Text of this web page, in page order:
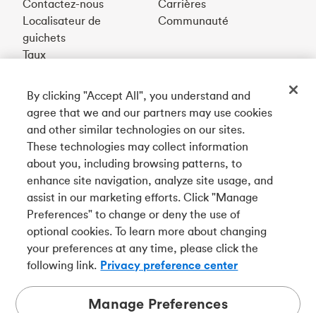
Contactez-nous
Localisateur de
guichets
Taux
Carrières
Communauté
English
Téléchargez notre appli
Connectez-vous avec nous
Tangerine est le nom commercial de la Banque Tangerine,
une filiale en propriété exclusive de La Banque de
Nouvelle-Écosse etmembre à part entière de la SADC
By clicking "Accept All", you understand and
agree that we and our partners may use cookies
and other similar technologies on our sites.
These technologies may collect information
about you, including browsing patterns, to
enhance site navigation, analyze site usage, and
assist in our marketing efforts. Click "Manage
Preferences" to change or deny the use of
optional cookies. To learn more about changing
your preferences at any time, please click the
following link. Privacy preference center
Manage Preferences